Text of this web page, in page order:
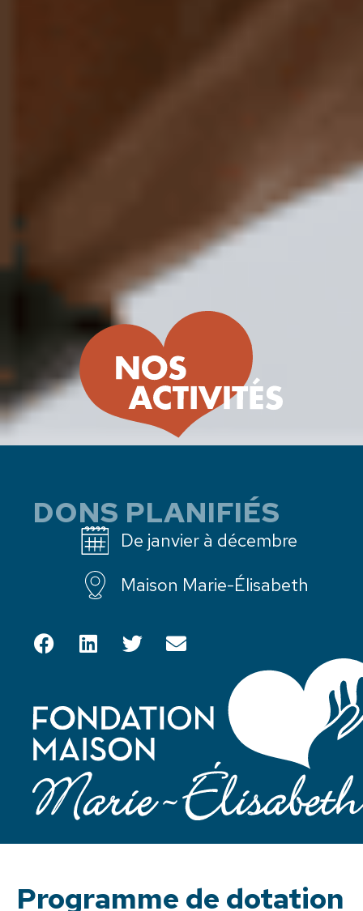
DONS PLANIFIÉS
De janvier à décembre
Maison Marie-Élisabeth
Programme de dotation